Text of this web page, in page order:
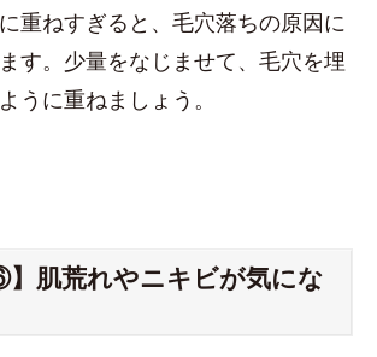
重ねすぎると、毛穴落ちの原因に
す。少量をなじませて、毛穴を埋
うに重ねましょう。
】肌荒れやニキビが気にな